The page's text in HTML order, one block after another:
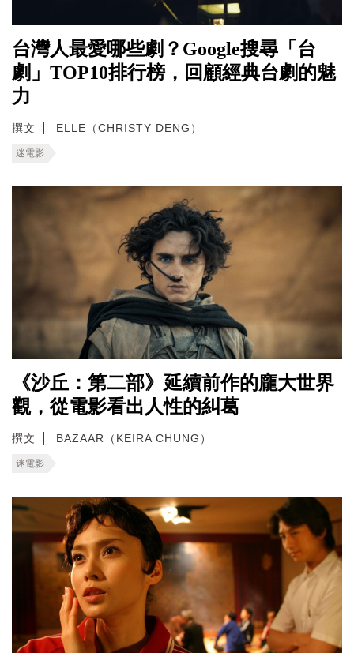
台灣人最愛哪些劇？Google搜尋「台
劇」TOP10排行榜，回顧經典台劇的魅
力
撰文 ELLE（CHRISTY DENG）
迷電影
《沙丘：第二部》延續前作的龐大世界
觀，從電影看出人性的糾葛
撰文 BAZAAR（KEIRA CHUNG）
迷電影